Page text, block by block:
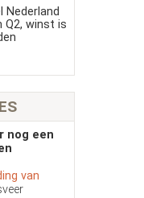
Nederland
Q2, winst is
nog een
van